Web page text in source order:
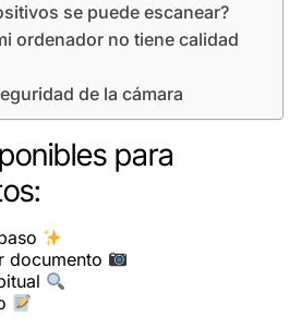
se puede escanear?
ordenador no tiene calidad
de la cámara
para
documento